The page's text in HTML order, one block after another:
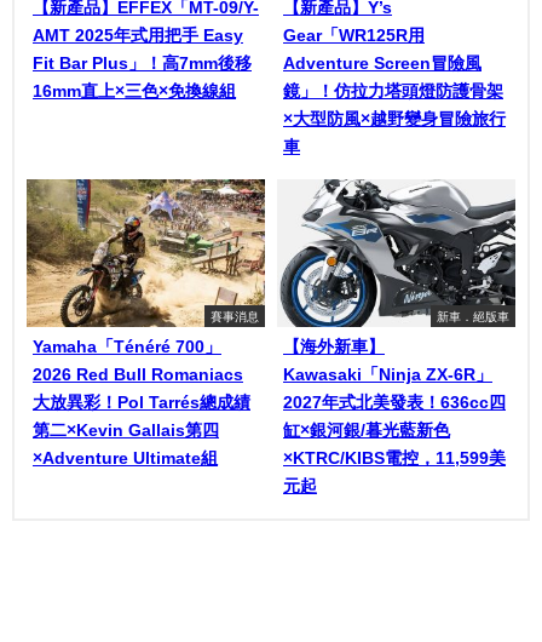
【新產品】EFFEX「MT-09/Y-
AMT 2025年式用把手 Easy
Fit Bar Plus」！高7mm後移
16mm直上×三色×免換線組
【新產品】Y’s
Gear「WR125R用
Adventure Screen冒險風
鏡」！仿拉力塔頭燈防護骨架
×大型防風×越野變身冒險旅行
車
賽事消息
Yamaha「Ténéré 700」
2026 Red Bull Romaniacs
大放異彩！Pol Tarrés總成績
第二×Kevin Gallais第四
×Adventure Ultimate組
新車．絕版車
【海外新車】
Kawasaki「Ninja ZX-6R」
2027年式北美發表！636cc四
缸×銀河銀/暮光藍新色
×KTRC/KIBS電控，11,599美
元起